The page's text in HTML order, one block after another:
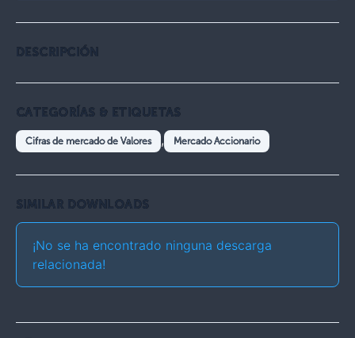
DESCRIPCIÓN
CATEGORÍAS & ETIQUETAS
Cifras de mercado de Valores , Mercado Accionario
SIMILAR DOWNLOADS
¡No se ha encontrado ninguna descarga
relacionada!